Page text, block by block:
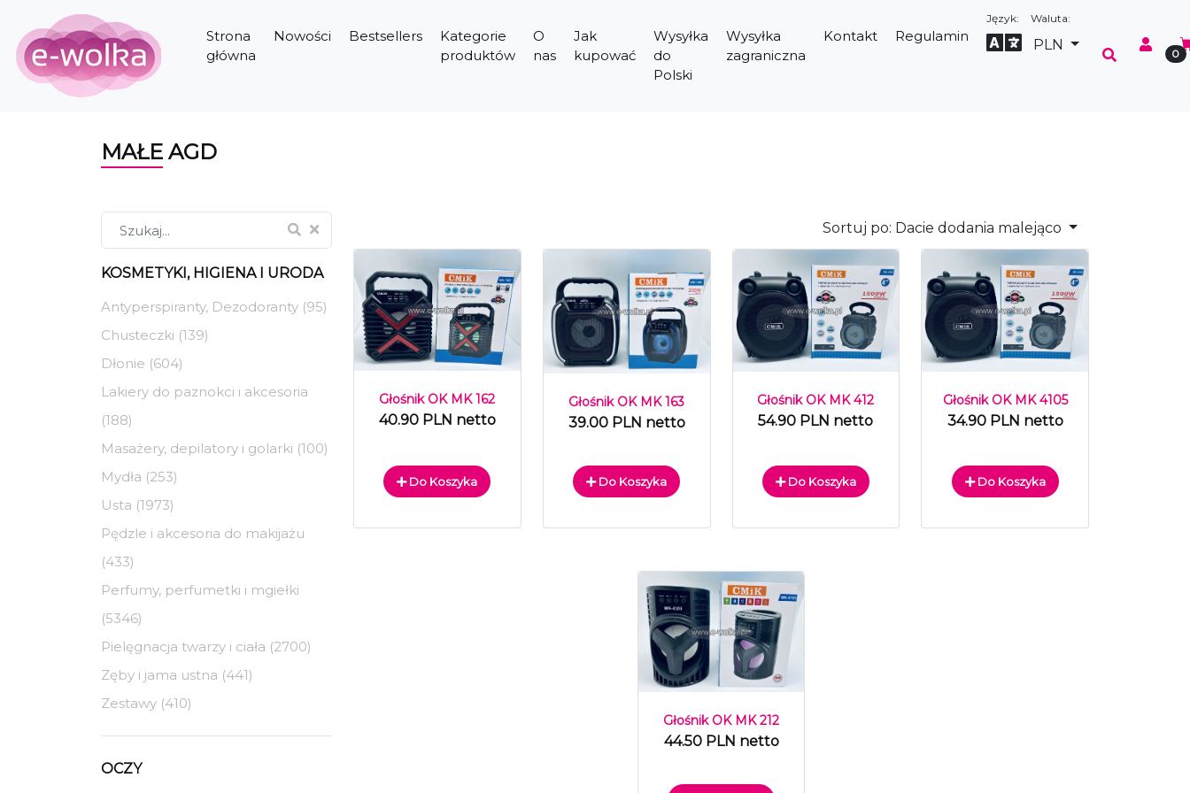
Strona
główna
Nowości Bestsellers
Kategorie
produktów
O
nas
Jak
kupować
Wysyłka
do
Polski
Wysyłka
zagraniczna
Kontakt Regulamin
Język:
Select Language
Waluta:
PLN
0
MAŁE AGD
Sortuj po: Dacie dodania malejąco
KOSMETYKI, HIGIENA I URODA
Antyperspiranty, Dezodoranty (95)
Chusteczki (139)
Dłonie (604)
Lakiery do paznokci i akcesoria
(188)
Masażery, depilatory i golarki (100)
Mydła (253)
Usta (1973)
Pędzle i akcesoria do makijażu
(433)
Perfumy, perfumetki i mgiełki
(5346)
Pielęgnacja twarzy i ciała (2700)
Zęby i jama ustna (441)
Zestawy (410)
OCZY
Głośnik OK MK 162
40.90 PLN netto
Do Koszyka
Głośnik OK MK 163
39.00 PLN netto
Do Koszyka
Głośnik OK MK 412
54.90 PLN netto
Do Koszyka
Głośnik OK MK 4105
34.90 PLN netto
Do Koszyka
Głośnik OK MK 212
44.50 PLN netto